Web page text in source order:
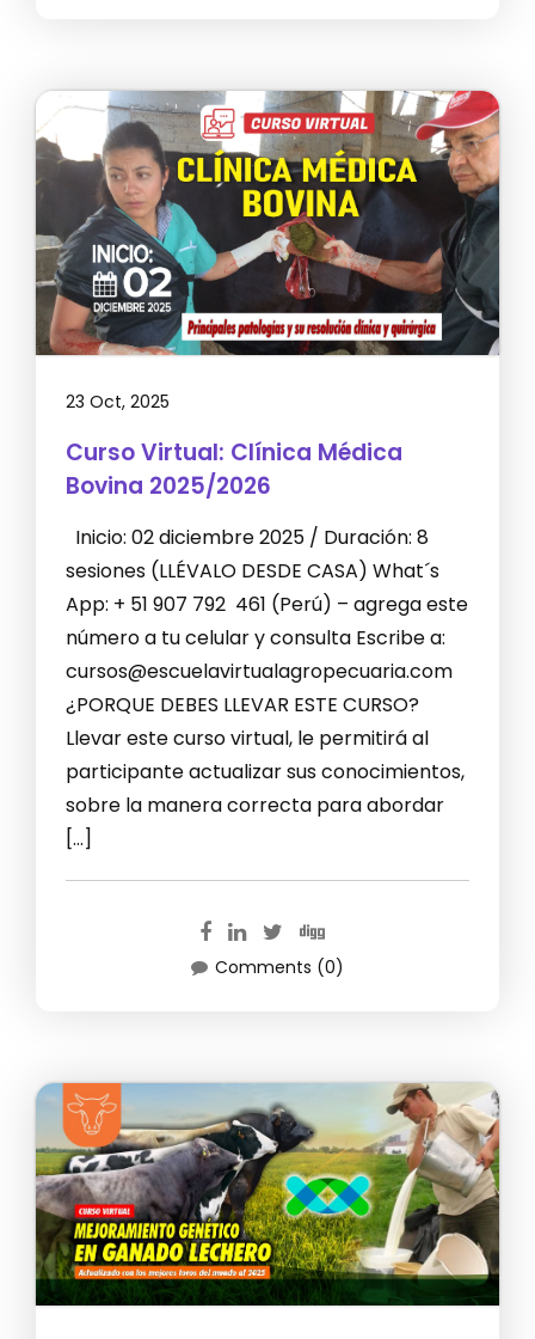
23 Oct, 2025
Curso Virtual: Clínica Médica
Bovina 2025/2026
Inicio: 02 diciembre 2025 / Duración: 8
sesiones (LLÉVALO DESDE CASA) What´s
App: + 51 907 792 461 (Perú) – agrega este
número a tu celular y consulta Escribe a:
cursos@escuelavirtualagropecuaria.com
¿PORQUE DEBES LLEVAR ESTE CURSO?
Llevar este curso virtual, le permitirá al
participante actualizar sus conocimientos,
sobre la manera correcta para abordar
[…]
Comments (0)